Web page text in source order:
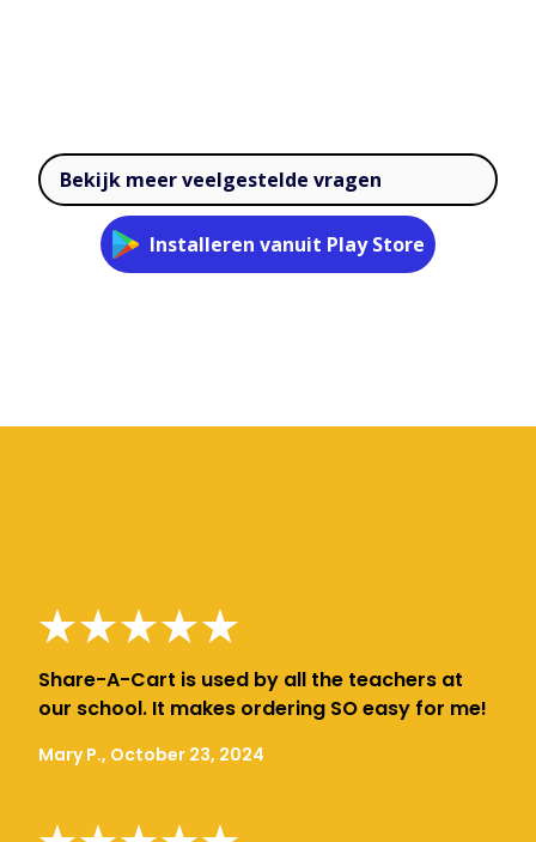
Bekijk meer veelgestelde vragen
Installeren vanuit Play Store
Share-A-Cart is used by all the teachers at
our school. It makes ordering SO easy for me!
Mary P., October 23, 2024